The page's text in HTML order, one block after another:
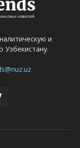
и
Узбекистану.